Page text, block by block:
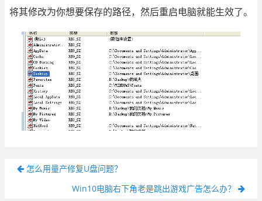
将其修改为你想要保存的路径，然后重启电脑就能生效了。
怎么用量产修复U盘问题？
Win10电脑右下角老是跳出游戏广告怎么办？